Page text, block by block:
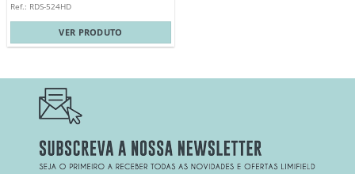
Ref.: RDS-524HD
VER PRODUTO